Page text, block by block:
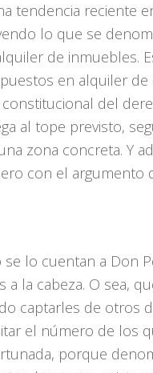
tendencia reciente
lo que se
de inmuebles.
en alquiler
constitucional del
al tope previsto,
zona concreta. Y
con el argumento
se lo cuentan a Don
a la cabeza. O sea,
captarles de otros
el número de los
porque